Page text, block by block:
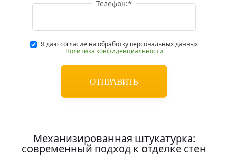
Телефон:*
Я даю согласие на обработку персональных данных
Политика конфиденциальности
Механизированная штукатурка:
современный подход к отделке стен